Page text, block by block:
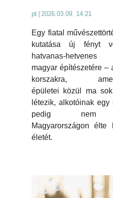
pt 2026.03.09. 14:21
Egy fiatal
kutatása új fényt
hatvanas-hetvenes
magyar építészetére –
korszakra,
épületei közül ma
létezik, alkotóinak egy
pedig
Magyarországon élte
életét.